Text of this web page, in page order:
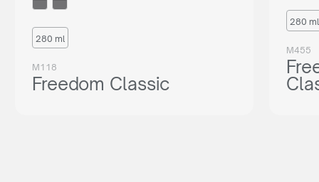
280 ml
M118
Freedom Classic
280 ml
M455